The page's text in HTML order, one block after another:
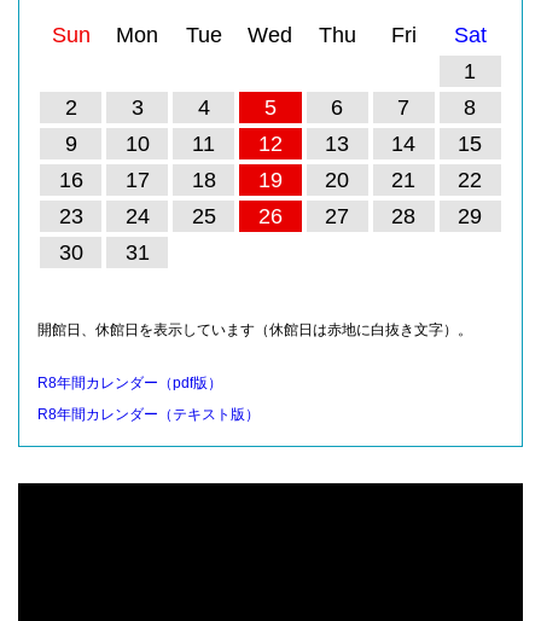
Sun Mon Tue Wed Thu Fri
Sat
1
2
3 4 5 6 7
8
9
10 11 12 13 14
15
16
17 18 19 20 21
22
23
24 25 26 27 28
29
30
31
開館日、休館日を表示しています（休館日は赤地に白抜き文字）。
R8年間カレンダー（pdf版）
R8年間カレンダー（テキスト版）